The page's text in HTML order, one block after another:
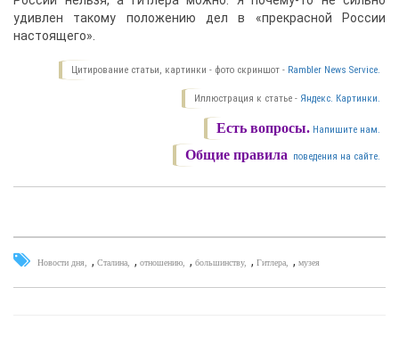
удивлен такому положению дел в «прекрасной России
настоящего».
Цитирование статьи, картинки - фото скриншот - Rambler News Service.
Иллюстрация к статье - Яндекс. Картинки.
Есть вопросы. Напишите нам.
Общие правила поведения на сайте.
Новости дня , Сталина , отношению , большинству , Гитлера , музея